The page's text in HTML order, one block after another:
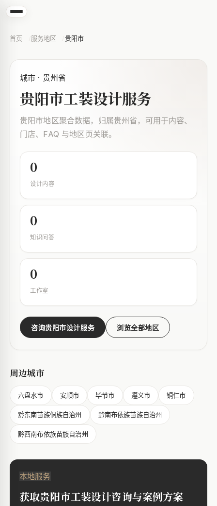
首页 服务地区 贵阳市
城市 · 贵州省
贵阳市工装设计服务
贵阳市地区聚合数据，归属贵州省，可用于内容、
门店、FAQ 与地区页关联。
0
设计内容
0
知识问答
0
工作室
咨询贵阳市设计服务 浏览全部地区
周边城市
六盘水市 安顺市 毕节市 遵义市 铜仁市
黔东南苗族侗族自治州 黔南布依族苗族自治州
黔西南布依族苗族自治州
本地服务
获取贵阳市工装设计咨询与案例方案